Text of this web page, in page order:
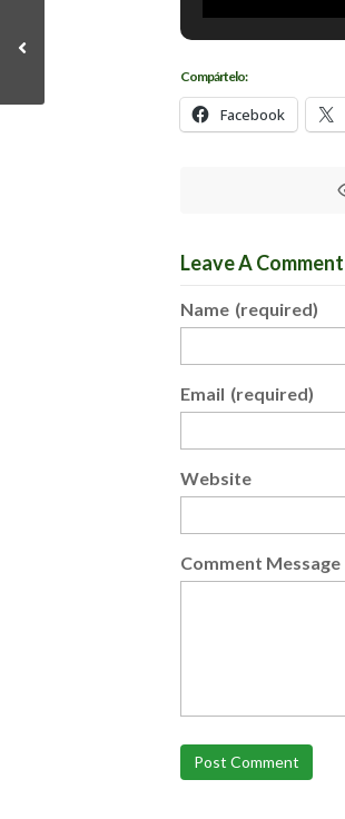
Compártelo:
Facebook
Leave A Comment
Name (required)
Email (required)
Website
Comment Message
Post Comment